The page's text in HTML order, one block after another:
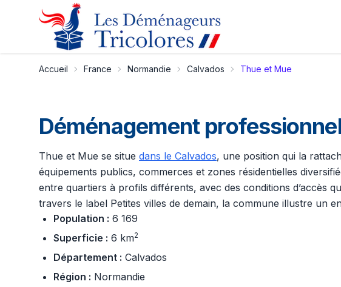
Accueil France Normandie Calvados Thue et Mue
Déménagement
Thue et Mue se situe dans le Calvados, une position qui la
équipements publics, commerces et zones résidentielles
entre quartiers à profils différents, avec des conditions d’accès
travers le label Petites villes de demain, la commune illustre un
Population : 6 169
Superficie : 6 km2
Département : Calvados
Région : Normandie